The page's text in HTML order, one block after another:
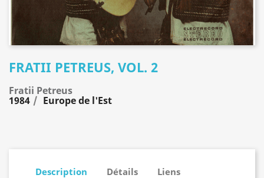
FRATII PETREUS, VOL. 2
Fratii Petreus
1984 Europe de l'Est
Description Détails Liens